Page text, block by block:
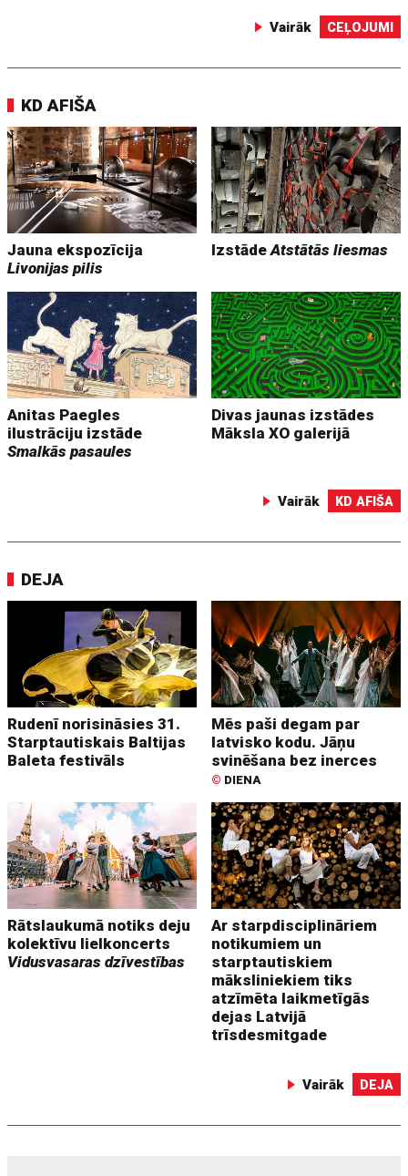
Vairāk CEĻOJUMI
KD AFIŠA
Jauna ekspozīcija
Livonijas pilis
IzstādeAtstātās liesmas
Anitas Paegles
ilustrāciju izstāde
Smalkās pasaules
Divas jaunas izstādes
Māksla XO galerijā
Vairāk KD AFIŠA
DEJA
Rudenī norisināsies 31.
Starptautiskais Baltijas
Baleta festivāls
Mēs paši degam par
latvisko kodu. Jāņu
svinēšana bez inerces
© DIENA
Rātslaukumā notiks deju
kolektīvu lielkoncerts
Vidusvasaras dzīvestības
Ar starpdisciplināriem
notikumiem un
starptautiskiem
māksliniekiem tiks
atzīmēta laikmetīgās
dejas Latvijā
trīsdesmitgade
Vairāk DEJA